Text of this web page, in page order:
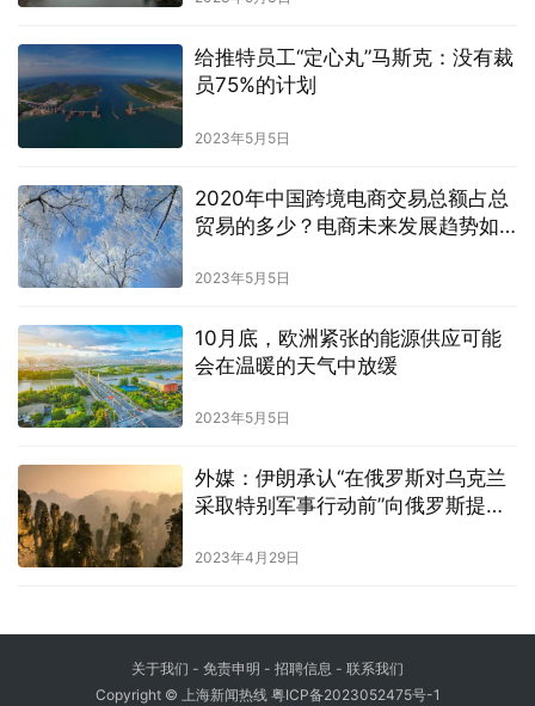
给推特员工“定心丸”马斯克：没有裁
员75%的计划
2023年5月5日
2020年中国跨境电商交易总额占总
贸易的多少？电商未来发展趋势如
2023年5月5日
10月底，欧洲紧张的能源供应可能
会在温暖的天气中放缓
2023年5月5日
外媒：伊朗承认“在俄罗斯对乌克兰
采取特别军事行动前”向俄罗斯提供
2023年4月29日
关于我们 - 免责申明 - 招聘信息 - 联系我们
Copyright © 上海新闻热线 粤ICP备2023052475号-1